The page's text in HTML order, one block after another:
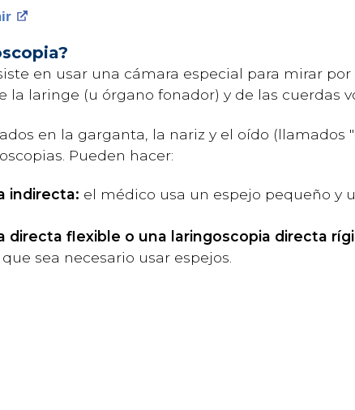
en usar una cámara especial para mirar
la laringe (u órgano fonador) y de las cuerdas
en la garganta, la nariz y el oído
Pueden hacer:
indirecta: el médico usa un espejo pequeño y
directa flexible o una laringoscopia directa
sea necesario usar espejos.